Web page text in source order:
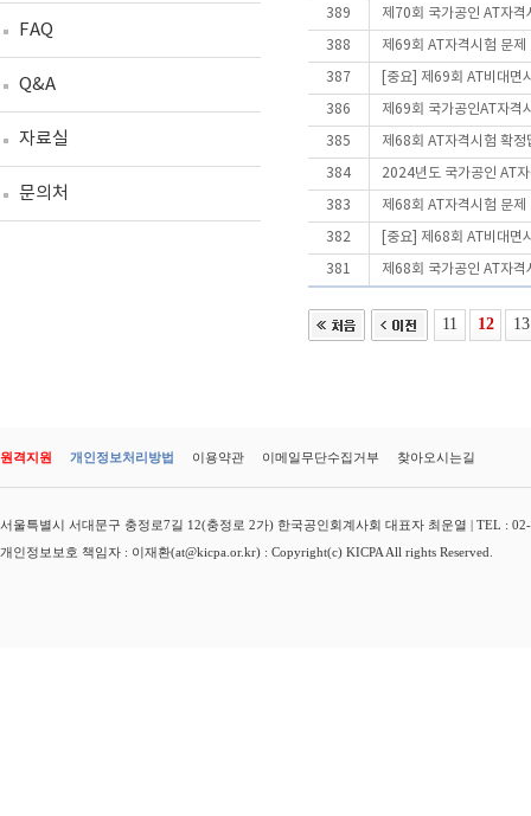
FAQ
Q&A
자료실
문의처
389 제70회 국가공인 AT자격
388 제69회 AT자격시험 문
387 [중요] 제69회 AT비대면
386 제69회 국가공인AT자격
385 제68회 AT자격시험 확정
384 2024년도 국가공인 AT
383 제68회 AT자격시험 문
382 [중요] 제68회 AT비대면
381 제68회 국가공인 AT자격
11 12 13
원격지원 개인정보처리방법 이용약관 이메일무단수집거부 찾아오시는길
서울특별시 서대문구 충정로7길 12(충정로 2가) 한국공인회계사회 대표자 최운열 | TEL :
개인정보보호 책임자 : 이재환(at@kicpa.or.kr) : Copyright(c) KICPA All rights Reserved.